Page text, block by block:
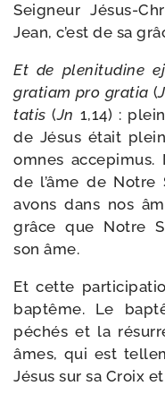
Seigneur Jésus-​
Jean, c’est de sa
Et de ple­ni­tu­dine
gra­tiam pro gra­tia (
ta­tis(Jn 1,14) :
de Jésus était
omnes
de l’âme de Notre
avons dans nos
grâce que Notre
son âme.
Et cette
bap­tême. Le
péchés et la
âmes, qui est
Jésus sur sa Croix